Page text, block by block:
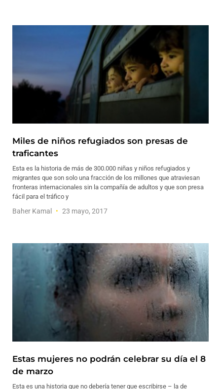
Miles de niños refugiados son presas de
traficantes
Esta es la historia de más de 300.000 niñas y niños refugiados y
migrantes que son solo una fracción de los millones que atraviesan
fronteras internacionales sin la compañía de adultos y que son presa
fácil para el tráfico y
Baher Kamal 23 mayo, 2017
Estas mujeres no podrán celebrar su día el 8
de marzo
Esta es una historia que no debería tener que escribirse – la de